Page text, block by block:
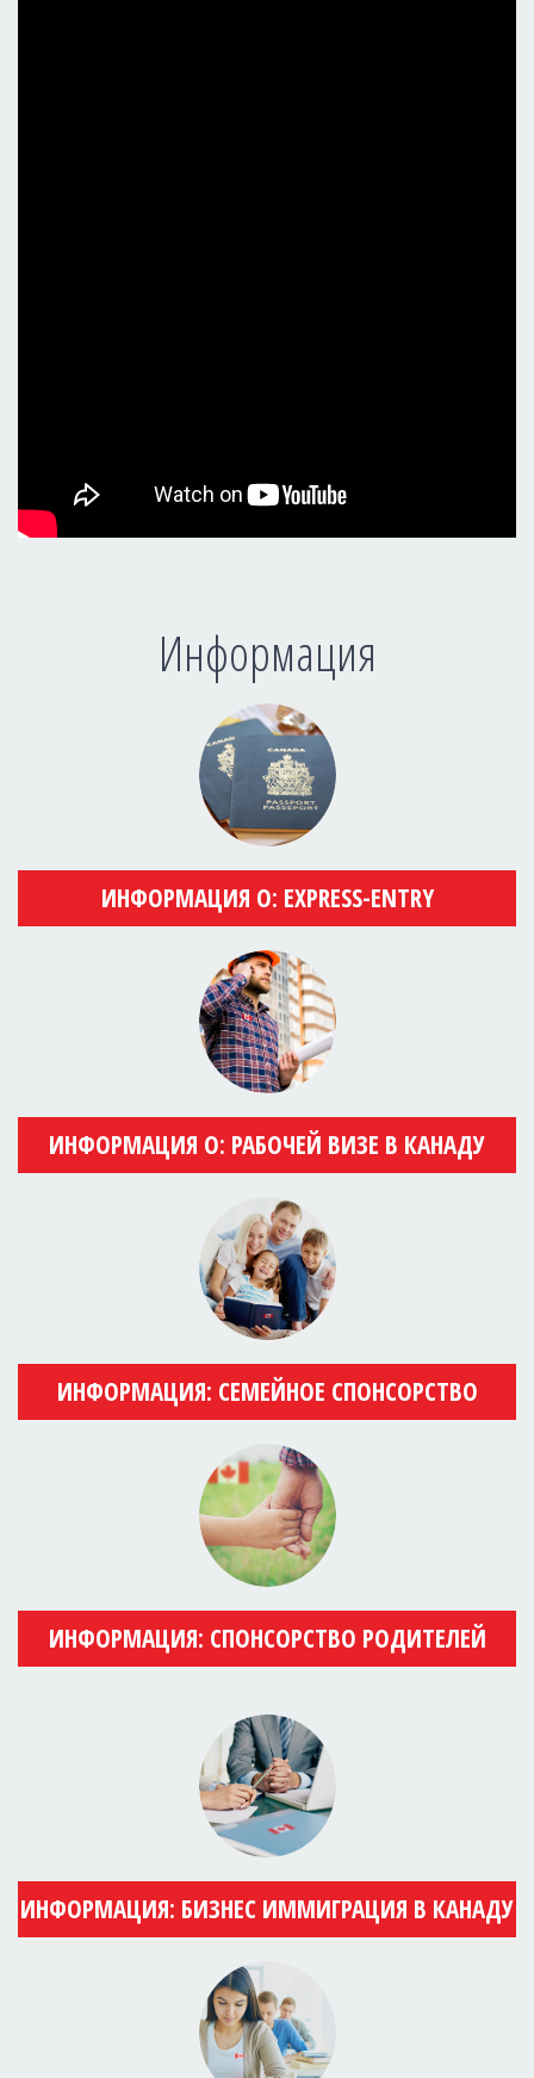
Информация
ИНФОРМАЦИЯ О: EXPRESS-ENTRY
ИНФОРМАЦИЯ О: РАБОЧЕЙ ВИЗЕ В КАНАДУ
ИНФОРМАЦИЯ: СЕМЕЙНОЕ СПОНСОРСТВО
ИНФОРМАЦИЯ: СПОНСОРСТВО РОДИТЕЛЕЙ
ИНФОРМАЦИЯ: БИЗНЕС ИММИГРАЦИЯ В КАНАДУ